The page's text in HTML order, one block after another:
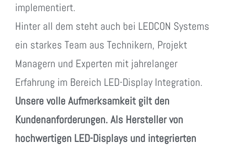
implementiert.
Hinter all dem steht auch bei LEDCON Systems
ein starkes Team aus Technikern, Projekt
Managern und Experten mit jahrelanger
Erfahrung im Bereich LED-Display Integration.
Unsere volle Aufmerksamkeit gilt den
Kundenanforderungen. Als Hersteller von
hochwertigen LED-Displays und integrierten